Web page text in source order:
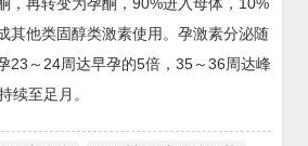
其他类固醇类激素使用。孕激素分泌随
23～24周达早孕的5倍，35～36周达峰
续至足月。